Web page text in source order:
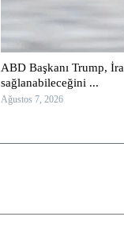
ABD Başkanı Trump,
sağlanabileceğini ...
Ağustos 7, 2026